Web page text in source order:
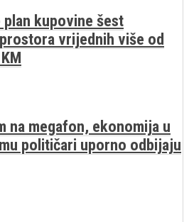
kupovine šest
vrijednih više od
na megafon, ekonomija u
političari uporno odbijaju